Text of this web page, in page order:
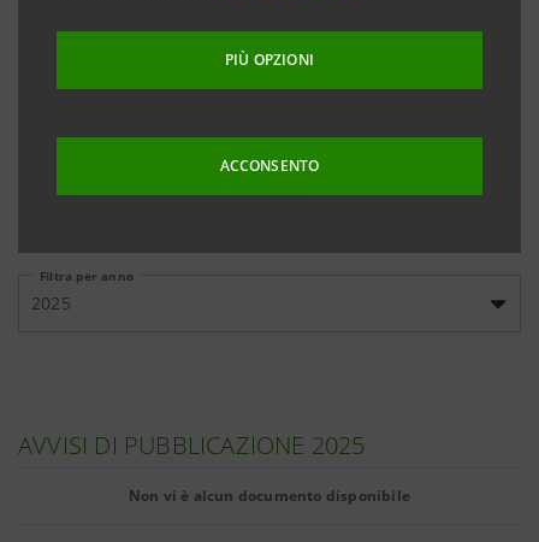
PIÙ OPZIONI
ACCONSENTO
Filtra per anno
2025
AVVISI DI PUBBLICAZIONE 2025
Non vi è alcun documento disponibile